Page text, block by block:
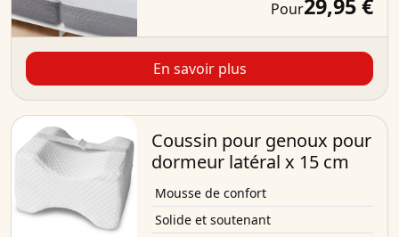
Pour29,95 €
En savoir plus
Coussin pour genoux pour
dormeur latéral x 15 cm
Mousse de confort
Solide et soutenant